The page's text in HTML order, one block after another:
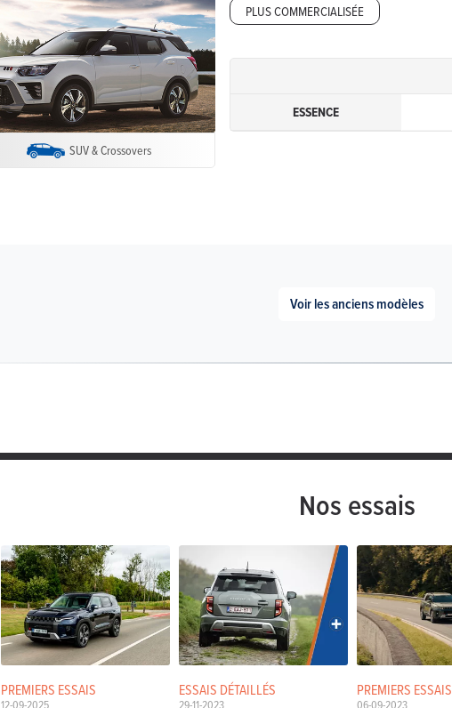
SUV & Crossovers
PLUS COMMERCIALISÉE
ESSENCE
Voir les anciens modèles
Nos essais
PREMIERS ESSAIS
12-09-2025
ESSAIS DÉTAILLÉS
29-11-2023
PREMIERS ESSAIS
06-09-2023